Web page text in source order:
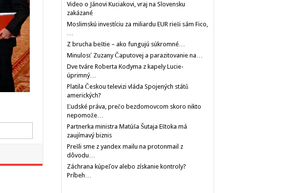
Video o Jánovi Kuciakovi, vraj na Slovensku
zakázané
Moslimskú investíciu za miliardu EUR rieši sám Fico,
…
Z brucha beštie – ako fungujú súkromné…
Minulosť Zuzany Čaputovej a parazitovanie na…
Dve tváre Roberta Kodyma z kapely Lucie-
úprimný…
Platila Českou televizi vláda Spojených států
amerických?
Ľudské práva, prečo bezdomovcom skoro nikto
nepomože…
Partnerka ministra Matúša Šutaja Eštoka má
zaujímavý biznis
Prešli sme z yandex mailu na protonmail z
dôvodu…
Záchrana kúpeľov alebo získanie kontroly?
Príbeh…